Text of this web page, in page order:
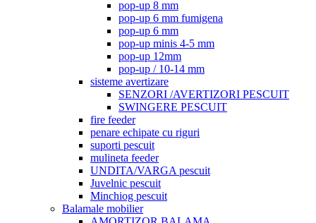
pop-up 8 mm
pop-up 6 mm fumigena
pop-up 6 mm
pop-up minis 4-5 mm
pop-up 12mm
pop-up / 10-14 mm
sisteme avertizare
SENZORI /AVERTIZORI PESCUIT
SWINGERE PESCUIT
fire feeder
penare echipate cu riguri
suporti pescuit
mulineta feeder
UNDITA/VARGA pescuit
Juvelnic pescuit
Minchiog pescuit
Balamale mobilier